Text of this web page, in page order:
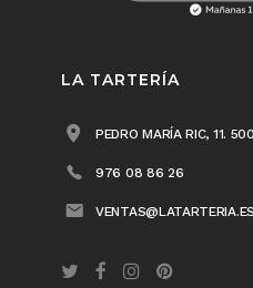
LA TARTERÍA
PEDRO MARÍA RIC, 11.
976 08 86 26
VENTAS@LATARTERIA.ES